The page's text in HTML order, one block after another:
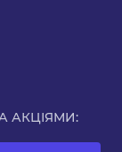
АКЦІЯМИ: